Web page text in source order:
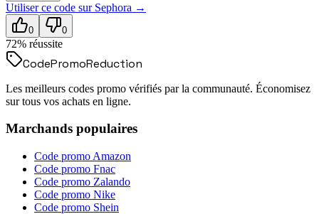
Utiliser ce code sur Sephora →
0 0
72% réussite
CodePromoReduction
Les meilleurs codes promo vérifiés par la communauté. Économisez
sur tous vos achats en ligne.
Marchands populaires
Code promo Amazon
Code promo Fnac
Code promo Zalando
Code promo Nike
Code promo Shein